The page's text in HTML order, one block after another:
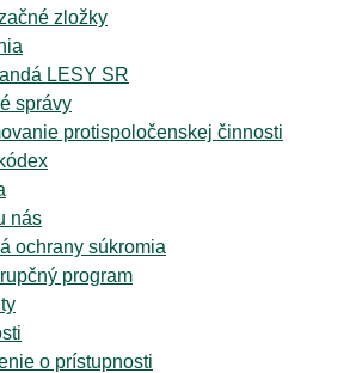
zložky
LESY SR
správy
protispoločenskej činnosti
nás
ochrany súkromia
program
o prístupnosti